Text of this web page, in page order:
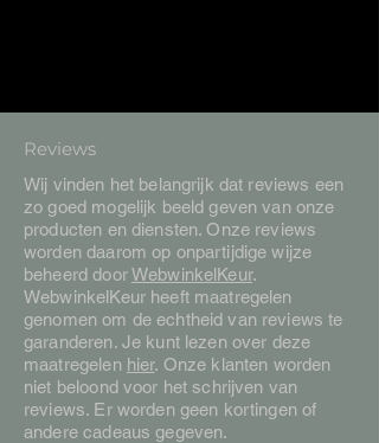
Reviews
Wij vinden het belangrijk dat reviews een
zo goed mogelijk beeld geven van onze
producten en diensten. Onze reviews
worden daarom op onpartijdige wijze
beheerd doorWebwinkelKeur.
WebwinkelKeur heeft maatregelen
genomen om de echtheid van reviews te
garanderen. Je kunt lezen over deze
maatregelen hier. Onze klanten worden
niet beloond voor het schrijven van
reviews. Er worden geen kortingen of
andere cadeaus gegeven.